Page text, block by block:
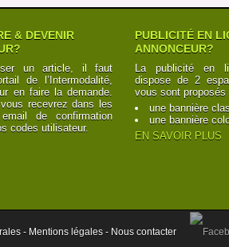
& DEVENIR
un article, il faut
de l’Intermodalité,
en faire la demande.
recevrez dans les
de confirmation
codes utilisateur.
PUBLICITÉ EN
ANNONCEUR?
La publicité en
dispose de 2
vous sont proposés
une bannière
une bannière
EN SAVOIR PLUS
- Mentions légales - Nous contacter